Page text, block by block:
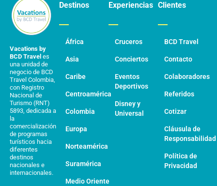
Vacations by
BCD Travel es
una unidad de
negocio de BCD
Travel Colombia,
con Registro
Nacional de
Turismo (RNT)
5893, dedicada a
la
comercialización
de programas
turísticos hacia
diferentes
destinos
nacionales e
internacionales.
Destinos
África
Asia
Caribe
Centroamérica
Colombia
Europa
Norteamérica
Suramérica
Medio Oriente
Experiencias
Cruceros
Conciertos
Eventos
Deportivos
Disney y
Universal
Clientes
BCD Travel
Contacto
Colaboradores
Referidos
Cotizar
Cláusula de
Responsabilidad
Política de
Privacidad